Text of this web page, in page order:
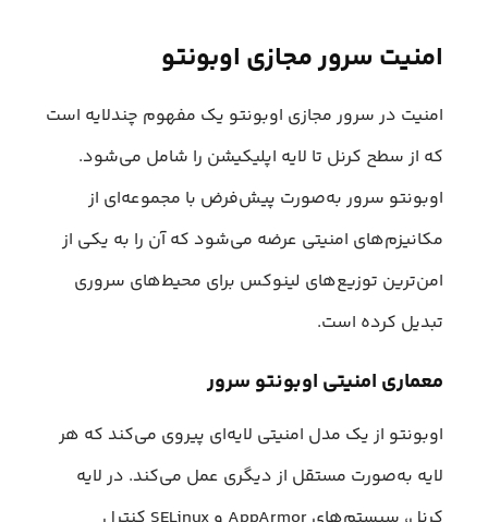
امنیت سرور مجازی اوبونتو
امنیت در سرور مجازی اوبونتو یک مفهوم چندلایه است
که از سطح کرنل تا لایه اپلیکیشن را شامل می‌شود.
اوبونتو سرور به‌صورت پیش‌فرض با مجموعه‌ای از
مکانیزم‌های امنیتی عرضه می‌شود که آن را به یکی از
امن‌ترین توزیع‌های لینوکس برای محیط‌های سروری
تبدیل کرده است.
معماری امنیتی اوبونتو سرور
اوبونتو از یک مدل امنیتی لایه‌ای پیروی می‌کند که هر
لایه به‌صورت مستقل از دیگری عمل می‌کند. در لایه